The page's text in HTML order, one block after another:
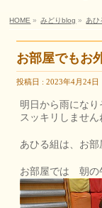
HOME » みどりblog » あひ
お部屋でもお
投稿日 : 2023年4月24日
明日から雨にな
スッキリしません
あひる組は、お
お部屋では 朝の